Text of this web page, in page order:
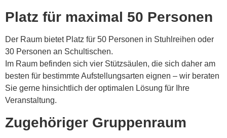
Platz für maximal 50 Personen
Der Raum bietet Platz für 50 Personen in Stuhlreihen oder
30 Personen an Schultischen.
Im Raum befinden sich vier Stützsäulen, die sich daher am
besten für bestimmte Aufstellungsarten eignen – wir beraten
Sie gerne hinsichtlich der optimalen Lösung für Ihre
Veranstaltung.
Zugehöriger Gruppenraum